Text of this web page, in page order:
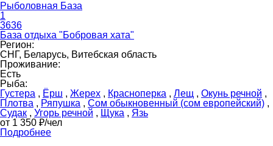
Рыболовная База
1
3636
База отдыха "Бобровая хата"
Регион:
СНГ, Беларусь, Витебская область
Проживание:
Есть
Рыба:
Густера , Ёрш , Жерех , Красноперка , Лещ , Окунь речной ,
Плотва , Ряпушка , Сом обыкновенный (сом европейский) ,
Судак , Угорь речной , Щука , Язь
от 1 350 ₽/чел
Подробнее